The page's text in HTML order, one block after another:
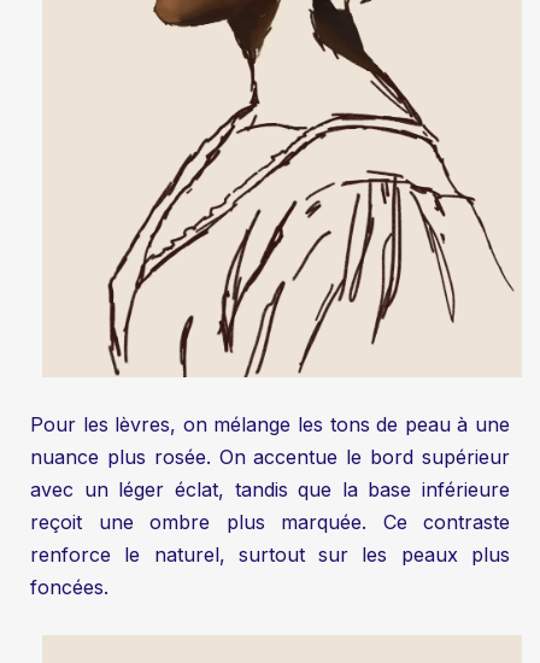
Pour les lèvres, on mélange les tons de peau à une
nuance plus rosée. On accentue le bord supérieur
avec un léger éclat, tandis que la base inférieure
reçoit une ombre plus marquée. Ce contraste
renforce le naturel, surtout sur les peaux plus
foncées.